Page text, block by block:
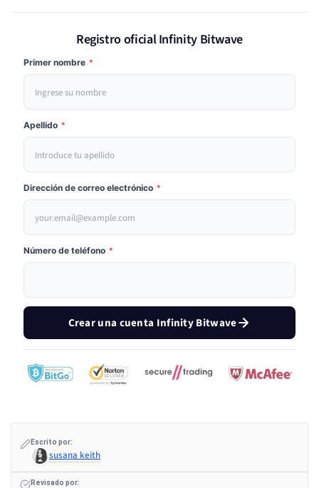
Registro oficial Infinity Bitwave
Primer nombre *
Apellido *
Dirección de correo electrónico *
Número de teléfono *
Crear una cuenta Infinity Bitwave
Escrito por:
susana keith
Revisado por: